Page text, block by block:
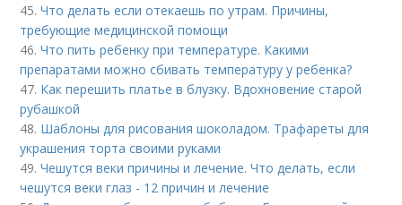
45.Что делать если отекаешь по утрам. Причины,
требующие медицинской помощи
46.Что пить ребенку при температуре. Какими
препаратами можно сбивать температуру у ребенка?
47. Как перешить платье в блузку. Вдохновение старой
рубашкой
48. Шаблоны для рисования шоколадом. Трафареты для
украшения торта своими руками
49.Чешутся веки причины и лечение. Что делать, если
чешутся веки глаз - 12 причин и лечение